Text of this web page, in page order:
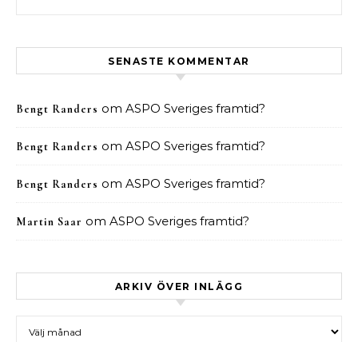
SENASTE KOMMENTAR
Bengt Randers om ASPO Sveriges framtid?
Bengt Randers om ASPO Sveriges framtid?
Bengt Randers om ASPO Sveriges framtid?
Martin Saar om ASPO Sveriges framtid?
ARKIV ÖVER INLÄGG